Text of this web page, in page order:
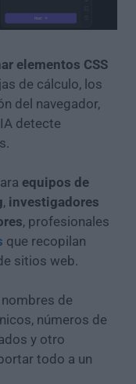
elementos CSS
de cálculo, los
del navegador,
detecte
equipos de
, investigadores
, profesionales
que recopilan
sitios web.
de
números de
y otro
todo a un